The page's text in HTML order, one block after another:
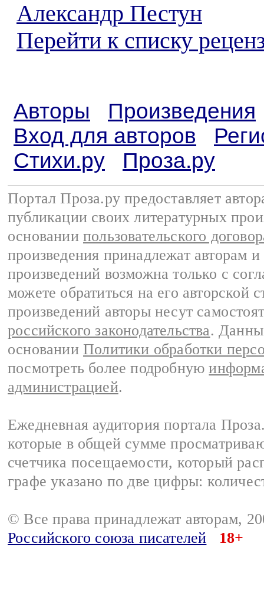
Александр Пестун
Перейти к списку
Авторы
Произведения
Вход для авторов
Стихи.ру
Проза.ру
Портал Проза.ру предоставляет
публикации своих литературных
основании пользовательского
произведения принадлежат авторам
произведений возможна только с
можете обратиться на его авторской
произведений авторы несут
российского законодательства.
основании Политики обработки
посмотреть более подробную
администрацией.
Ежедневная аудитория портала
которые в общей сумме
счетчика посещаемости, который
графе указано по две цифры:
© Все права принадлежат авторам,
Российского союза писателей
18+